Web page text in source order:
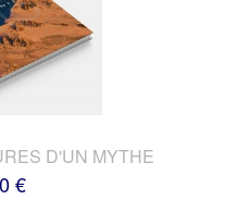
D'UN MYTHE
€